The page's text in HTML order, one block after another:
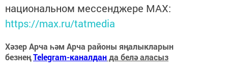
национальном мессенджере MАХ:
https://max.ru/tatmedia
Хәзер Арча һәм Арча районы яңалыкларын
безнеңTelegram-каналданда белә аласыз